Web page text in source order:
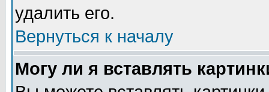
удалить его.
Вернуться к началу
Могу ли я вставлять